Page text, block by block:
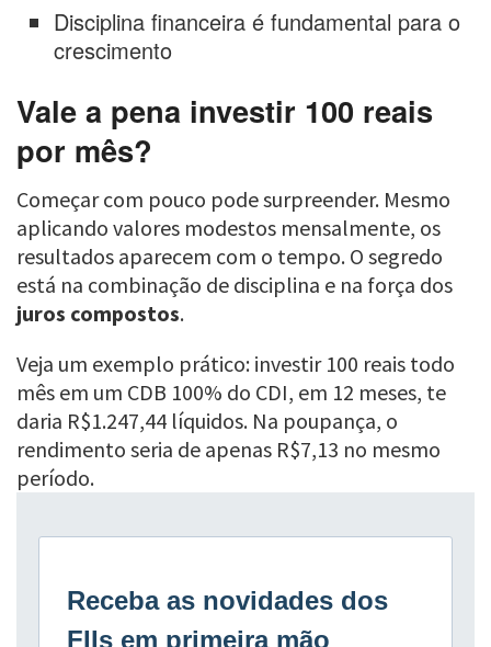
Disciplina financeira é fundamental para o
crescimento
Vale a pena investir 100 reais
por mês?
Começar com pouco pode surpreender. Mesmo
aplicando valores modestos mensalmente, os
resultados aparecem com o tempo. O segredo
está na combinação de disciplina e na força dos
juros compostos.
Veja um exemplo prático: investir 100 reais todo
mês em um CDB 100% do CDI, em 12 meses, te
daria R$1.247,44 líquidos. Na poupança, o
rendimento seria de apenas R$7,13 no mesmo
período.